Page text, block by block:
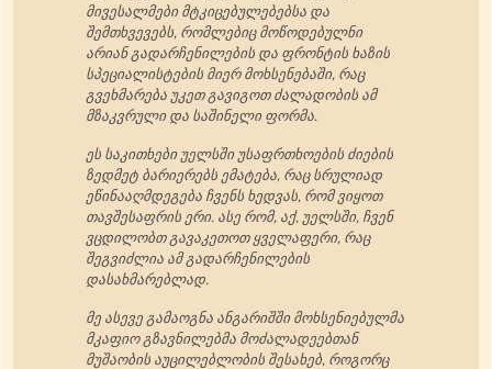
მივესალმები მტკიცებულებებსა და
შემთხვევებს, რომლებიც მოწოდებულნი
არიან გადარჩენილების და ფრონტის ხაზის
სპეციალისტების მიერ მოხსენებაში, რაც
გვეხმარება უკეთ გავიგოთ ძალადობის ამ
მზაკვრული და საშინელი ფორმა.
ეს საკითხები უელსში უსაფრთხოების ძიების
ზედმეტ ბარიერებს ემატება, რაც სრულიად
ეწინააღმდეგება ჩვენს ხედვას, რომ ვიყოთ
თავშესაფრის ერი. ასე რომ, აქ, უელსში, ჩვენ
ვცდილობთ გავაკეთოთ ყველაფერი, რაც
შეგვიძლია ამ გადარჩენილების
დასახმარებლად.
მე ასევე გამაოგნა ანგარიშში მოხსენიებულმა
მკაფიო გზავნილებმა მოძალადეებთან
მუშაობის აუცილებლობის შესახებ, როგორც